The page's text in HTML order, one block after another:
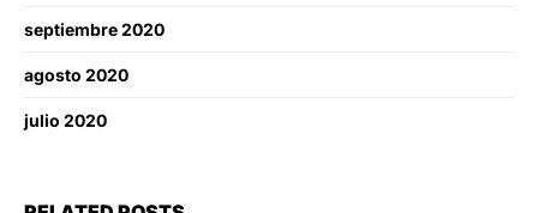
septiembre 2020
agosto 2020
julio 2020